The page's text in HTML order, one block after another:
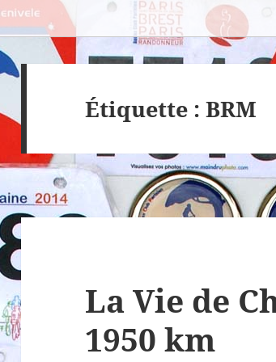
Étiquette :BRM
La Vie de
1950 km